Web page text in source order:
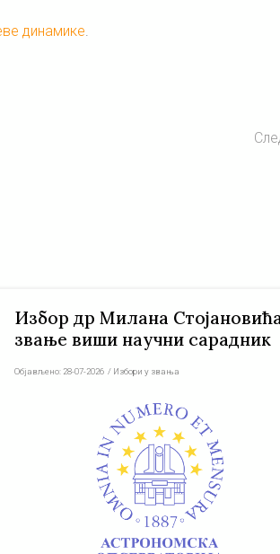
динамике
Избор др Милана
звање виши научни сарадник
Објављено: 28-07-2026 / Избори у звања